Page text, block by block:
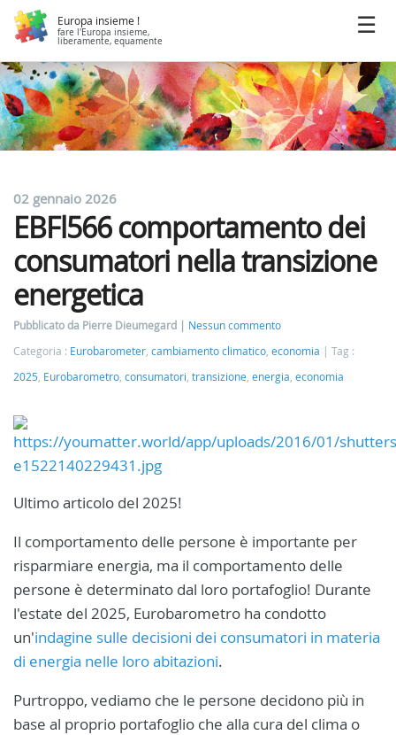
Europa insieme !
fare l'Europa insieme,
liberamente, equamente
02 gennaio 2026
EBFl566 comportamento dei
consumatori nella transizione
energetica
Pubblicato da Pierre Dieumegard
Nessun commento
Categoria : Eurobarometer, cambiamento climatico, economia
Tag :
2025, Eurobarometro, consumatori, transizione, energia, economia
Ultimo articolo del 2025!
Il comportamento delle persone è importante per
risparmiare energia, ma il comportamento delle
persone è determinato dal loro portafoglio! Durante
l'estate del 2025, Eurobarometro ha condotto
un'indagine sulle decisioni dei consumatori in materia
di energia nelle loro abitazioni.
Purtroppo, vediamo che le persone decidono più in
base al proprio portafoglio che alla cura del clima o